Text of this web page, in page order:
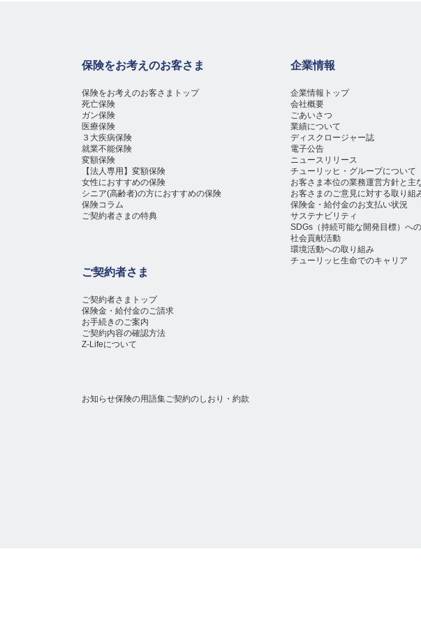
保険をお考えのお客さま
保険をお考えのお客さまトップ
死亡保険
ガン保険
医療保険
３大疾病保険
就業不能保険
変額保険
【法人専用】変額保険
女性におすすめの保険
シニア(高齢者)の方におすすめの保険
保険コラム
ご契約者さまの特典
ご契約者さま
ご契約者さまトップ
保険金・給付金のご請求
お手続きのご案内
ご契約内容の確認方法
Z-Lifeについて
企業情報
企業情報トップ
会社概要
ごあいさつ
業績について
ディスクロージャー誌
電子公告
ニュースリリース
チューリッヒ・グループについて
お客さま本位の業務運営方針と主
お客さまのご意見に対する取り組
保険金・給付金のお支払い状況
サステナビリティ
SDGs（持続可能な開発目標）へ
社会貢献活動
環境活動への取り組み
チューリッヒ生命でのキャリア
お知らせ保険の用語集ご契約のしおり・約款